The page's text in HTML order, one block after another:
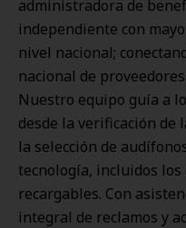
administradora de
independiente con
nivel nacional;
nacional de
Nuestro equipo guía a
desde la verificación de
la selección de
tecnología, incluidos
recargables. Con
integral de reclamos y